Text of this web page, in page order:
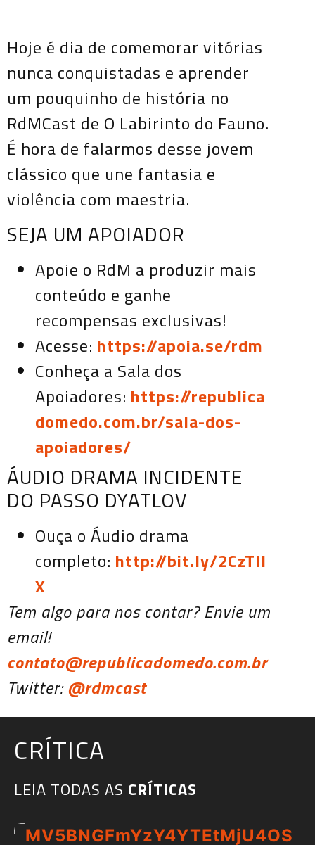
Hoje é dia de comemorar vitórias
nunca conquistadas e aprender
um pouquinho de história no
RdMCast de O Labirinto do Fauno.
É hora de falarmos desse jovem
clássico que une fantasia e
violência com maestria.
SEJA UM APOIADOR
Apoie o RdM a produzir mais
conteúdo e ganhe
recompensas exclusivas!
Acesse: https://apoia.se/rdm
Conheça a Sala dos
Apoiadores: https://republica
domedo.com.br/sala-dos-
apoiadores/
ÁUDIO DRAMA INCIDENTE
DO PASSO DYATLOV
Ouça o Áudio drama
completo: http://bit.ly/2CzTIl
X
Tem algo para nos contar? Envie um
email!
contato@republicadomedo.com.br
Twitter:@rdmcast
CRÍTICA
LEIA TODAS AS CRÍTICAS​